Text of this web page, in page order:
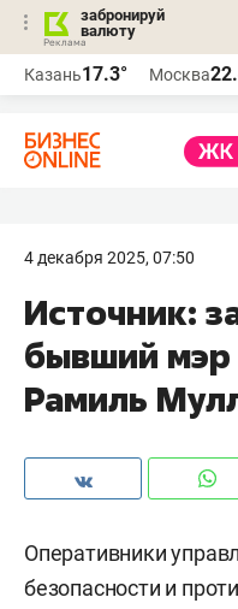
забронируй
валюту
Казань17.3° Москва
4 декабря 2025, 07:50
Источник:
бывший
Рамиль
Оперативники
безопасности и